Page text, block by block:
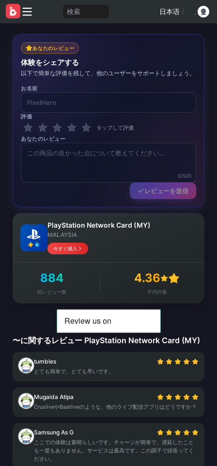
検索 日本语 /
あなたのレビュー
体験をシェアする
以下で簡単な評価を残して、他のユーザーをサポートしましょう。
お名前
評価
タップして評価
あなたのレビュー
0/500
レビューを送信
PlayStation Network Card (MY)
MALAYSIA
今すぐ購入
884
総レビュー数
4.36
平均評価
〜に関するレビュー PlayStation Network Card (MY)
tumbles
とても簡単で、とても早いです。
Mugaida Atipa
CrusliveやBaatliveのような、他のライブ配信アプリはどうですか？
Samsung As G
ここでの体験は素晴らしいです。チャージが簡単で、遅延したこと
も一度もありません。サービスは最高です。この調子で頑張ってく
ださい。